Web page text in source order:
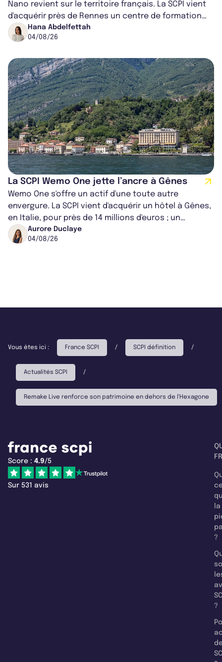
Nano revient sur le territoire français. La SCPI vient
d'acquérir près de Rennes un centre de formation
pour conducteurs poids lou...
Hana Abdelfettah
04/08/26
La SCPI Wemo One jette l’ancre à Gênes
Wemo One s'offre un actif d'une toute autre
envergure. La SCPI vient d'acquérir un hôtel à Gênes,
en Italie, pour près de 14 millions d'euros ; un
montant qui fait entorse avec ses...
Aurore Duclaye
04/08/26
Vous êtes ici : France SCPI / SCPI définition /
Actualités SCPI /
Remake Live renforce son patrimoine en dehors de l'Hexagone
Score : 4.9/5
Sur 531 avis
la
?
?